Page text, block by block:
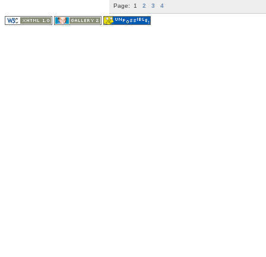
Page: 1 2 3 4